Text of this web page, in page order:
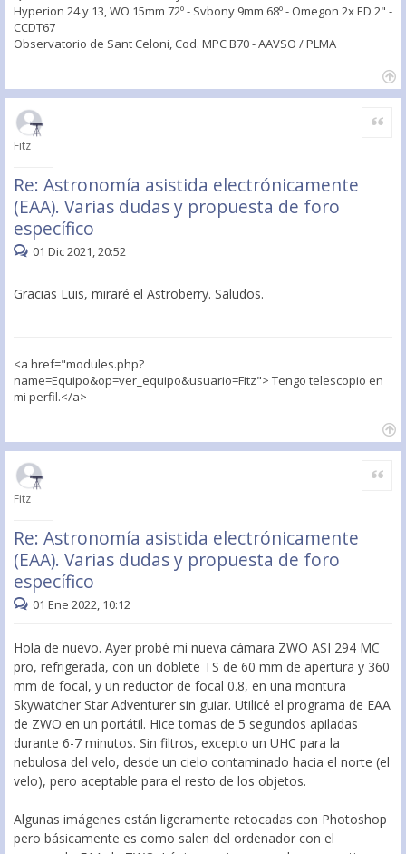
Hyperion 24 y 13, WO 15mm 72º - Svbony 9mm 68º - Omegon 2x ED 2" -
CCDT67
Observatorio de Sant Celoni, Cod. MPC B70 - AAVSO / PLMA
Fitz
Re: Astronomía asistida electrónicamente
(EAA). Varias dudas y propuesta de foro
específico
Citar
01 Dic 2021, 20:52
Gracias Luis, miraré el Astroberry. Saludos.
<a href="modules.php?
name=Equipo&op=ver_equipo&usuario=Fitz"> Tengo telescopio en
mi perfil.</a>
Fitz
Re: Astronomía asistida electrónicamente
(EAA). Varias dudas y propuesta de foro
específico
Citar
01 Ene 2022, 10:12
Hola de nuevo. Ayer probé mi nueva cámara ZWO ASI 294 MC
pro, refrigerada, con un doblete TS de 60 mm de apertura y 360
mm de focal, y un reductor de focal 0.8, en una montura
Skywatcher Star Adventurer sin guiar. Utilicé el programa de EAA
de ZWO en un portátil. Hice tomas de 5 segundos apiladas
durante 6-7 minutos. Sin filtros, excepto un UHC para la
nebulosa del velo, desde un cielo contaminado hacia el norte (el
velo), pero aceptable para el resto de los objetos.
Algunas imágenes están ligeramente retocadas con Photoshop
pero básicamente es como salen del ordenador con el